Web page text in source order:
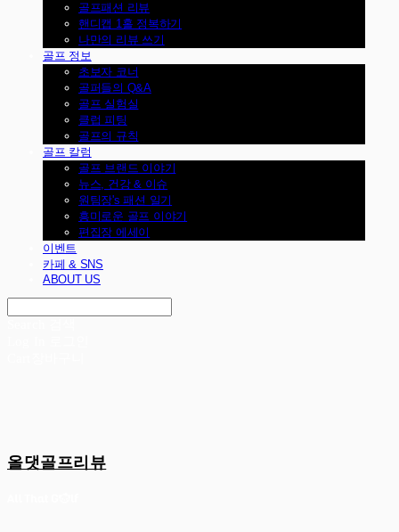
골프패션 리뷰
핸디캡 1홀 정복하기
나만의 리뷰 쓰기
골프 정보
초보자 코너
골퍼들의 Q&A
골프 실험실
클럽 피팅
골프의 규칙
골프 칼럼
골프 브랜드 이야기
뉴스, 건강 & 이슈
원팀장's 패션 일기
흥미로운 골프 이야기
편집장 에세이
이벤트
카페 & SNS
ABOUT US
올댓골프리뷰